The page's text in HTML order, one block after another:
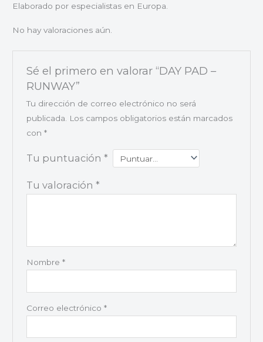
Elaborado por especialistas en Europa.
No hay valoraciones aún.
Sé el primero en valorar “DAY PAD –
RUNWAY”
Tu dirección de correo electrónico no será
publicada.
Los campos obligatorios están marcados
con *
Tu puntuación *
Tu valoración *
Nombre *
Correo electrónico *